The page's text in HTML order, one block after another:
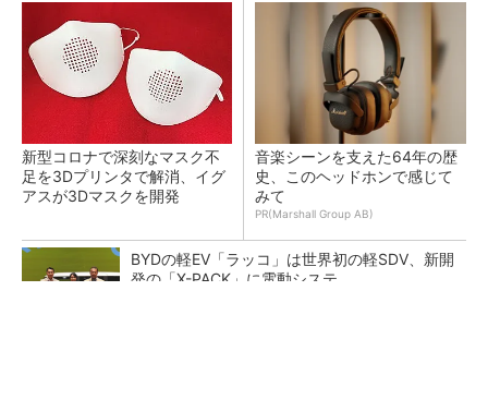
新型コロナで深刻なマスク不
足を3Dプリンタで解消、イグ
アスが3Dマスクを開発
音楽シーンを支えた64年の歴
史、このヘッドホンで感じて
みて
PR(Marshall Group AB)
BYDの軽EV「ラッコ」は世界初の軽SDV、新開
発の「X-PACK」に電動システ...